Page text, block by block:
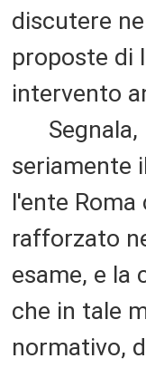
discutere
proposte di
intervento
Segnala,
seriamente
l'ente
rafforzato
esame, e la
che in tale
normativo,